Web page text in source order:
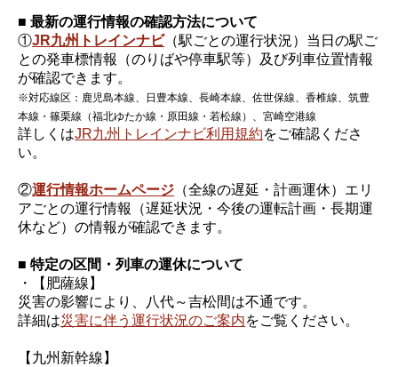
■ 最新の運行情報の確認方法について
①JR九州トレインナビ（駅ごとの運行状況）当日の駅ご
との発車標情報（のりばや停車駅等）及び列車位置情報
が確認できます。
※対応線区：鹿児島本線、日豊本線、長崎本線、佐世保線、香椎線、筑豊
本線・篠栗線（福北ゆたか線・原田線・若松線）、宮崎空港線
詳しくはJR九州トレインナビ利用規約をご確認くださ
い。
②運行情報ホームページ （全線の遅延・計画運休）エリ
アごとの運行情報（遅延状況・今後の運転計画・長期運
休など）の情報が確認できます。
■ 特定の区間・列車の運休について
・【肥薩線】
災害の影響により、八代～吉松間は不通です。
詳細は災害に伴う運行状況のご案内をご覧ください。
【九州新幹線】